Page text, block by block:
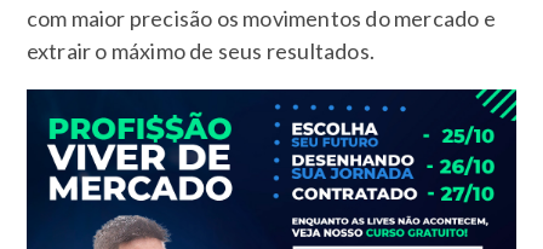
com maior precisão os movimentos do mercado e
extrair o máximo de seus resultados.